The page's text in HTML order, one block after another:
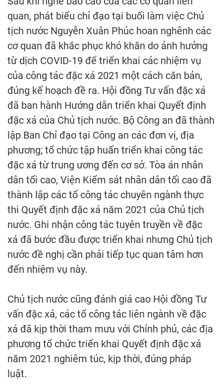
quan, phát biểu chỉ đạo tại buổi làm việc Chủ
tịch nước Nguyễn Xuân Phúc hoan nghênh các
cơ quan đã khắc phục khó khăn do ảnh hưởng
từ dịch COVID-19 để triển khai các nhiệm vụ
của công tác đặc xá 2021 một cách căn bản,
đúng kế hoạch đề ra. Hội đồng Tư vấn đặc xá
đã ban hành Hướng dẫn triển khai Quyết định
đặc xá của Chủ tịch nước. Bộ Công an đã thành
lập Ban Chỉ đạo tại Công an các đơn vị, địa
phương; tổ chức tập huấn triển khai công tác
đặc xá từ trung ương đến cơ sở. Tòa án nhân
dân tối cao, Viện Kiểm sát nhân dân tối cao đã
thành lập các tổ công tác chuyên ngành thực
thi Quyết định đặc xá năm 2021 của Chủ tịch
nước. Ghi nhận công tác tuyên truyền về đặc
xá đã bước đầu được triển khai nhưng Chủ tịch
nước đề nghị cần phải tiếp tục quan tâm hơn
đến nhiệm vụ này.
Chủ tịch nước cũng đánh giá cao Hội đồng Tư
vấn đặc xá, các tổ công tác liên ngành về đặc
xá đã kịp thời tham mưu với Chính phủ, các địa
phương tổ chức triển khai Quyết định đặc xá
năm 2021 nghiêm túc, kịp thời, đúng pháp
luật.